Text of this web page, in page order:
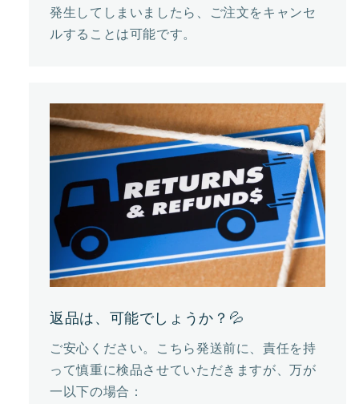
発生してしまいましたら、ご注文をキャンセ
ルすることは可能です。
返品は、可能でしょうか？💦
ご安心ください。こちら発送前に、責任を持
って慎重に検品させていただきますが、万が
一以下の場合：